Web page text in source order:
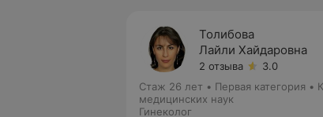
Толибова
Лайли Хайдаровна
2 отзыва
3.0
Стаж 26 лет • Первая категория •
медицинских наук
Гинеколог